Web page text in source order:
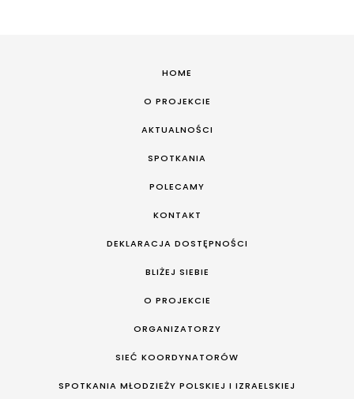
HOME
O PROJEKCIE
AKTUALNOŚCI
SPOTKANIA
POLECAMY
KONTAKT
DEKLARACJA DOSTĘPNOŚCI
BLIŻEJ SIEBIE
O PROJEKCIE
ORGANIZATORZY
SIEĆ KOORDYNATORÓW
SPOTKANIA MŁODZIEŻY POLSKIEJ I IZRAELSKIEJ